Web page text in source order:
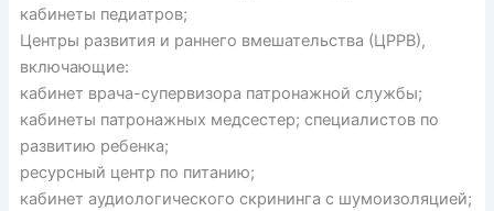
кабинеты педиатров;
Центры развития и раннего вмешательства (ЦРРВ),
включающие:
кабинет врача-супервизора патронажной службы;
кабинеты патронажных медсестер; специалистов по
развитию ребенка;
ресурсный центр по питанию;
кабинет аудиологического скрининга с шумоизоляцией;